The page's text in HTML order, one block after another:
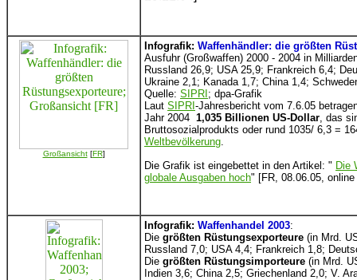
Großansicht[FR]
Infografik: Waffenhändler: die größten
Ausfuhr (Großwaffen) 2000 - 2004 in
Russland 26,9; USA 25,9; Frankreich 6,4;
Ukraine 2,1; Kanada 1,7; China 1,4;
Quelle: SIPRI ; dpa-Grafik
Laut SIPRI -Jahresbericht vom 7.6.05
Jahr 2004 1,035 Billionen US-Dollar, das
Bruttosozialprodukts oder rund 1035/ 6,3 =
Weltbevölkerung.
Die Grafik ist eingebettet in den Artikel: " Die
globale Ausgaben hoch" [FR, 08.06.05,
Infografik: Waffenhandel 2003:
Die größten Rüstungsexporteure (in Mrd.
Russland 7,0; USA 4,4; Frankreich 1,8;
Die größten Rüstungsimporteure (in Mrd.
Indien 3,6; China 2,5; Griechenland 2,0; V.